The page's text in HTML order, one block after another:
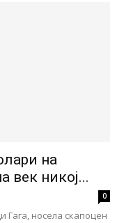
на
век никој...
0
Гага, носела скапоцен